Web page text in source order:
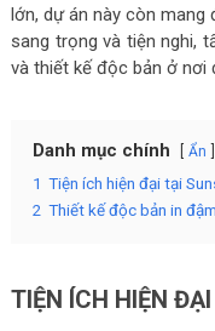
lớn, dự án này còn
sang trọng và tiện nghi,
và thiết kế độc bản ở nơi
Danh mục chính Ẩn
1 Tiện ích hiện đại tại
2 Thiết kế độc bản in
TIỆN ÍCH HIỆN